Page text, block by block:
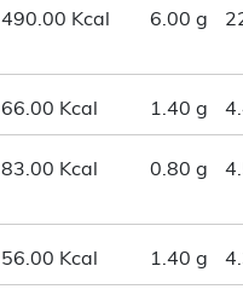
490.00 Kcal 6.00 g
66.00 Kcal 1.40 g
83.00 Kcal 0.80 g
56.00 Kcal 1.40 g